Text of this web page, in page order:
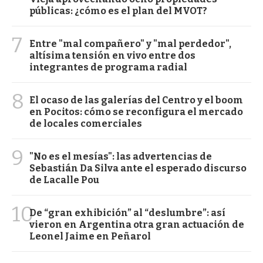
públicas: ¿cómo es el plan del MVOT?
7
Entre "mal compañero" y "mal perdedor",
altísima tensión en vivo entre dos
integrantes de programa radial
8
El ocaso de las galerías del Centro y el boom
en Pocitos: cómo se reconfigura el mercado
de locales comerciales
9
"No es el mesías": las advertencias de
Sebastián Da Silva ante el esperado discurso
de Lacalle Pou
10De “gran exhibición” al “deslumbre”: así
vieron en Argentina otra gran actuación de
Leonel Jaime en Peñarol